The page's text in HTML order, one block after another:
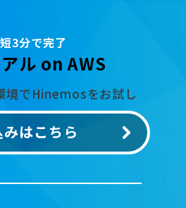
3分で完了
ル on AWS
境でHinemosをお試し
はこちら